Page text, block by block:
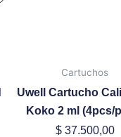
Cartuchos
Uwell Cartucho
Koko 2 ml (4pcs/
$37.500,00
se
elegir
en